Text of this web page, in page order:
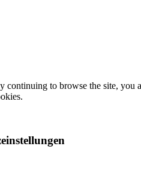
continuing to browse the site, you